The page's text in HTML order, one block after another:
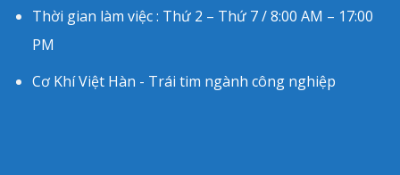
Thời gian làm việc : Thứ 2 – Thứ 7 / 8:00 AM – 17:00
PM
Cơ Khí Việt Hàn - Trái tim ngành công nghiệp